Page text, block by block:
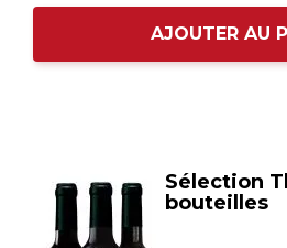
AJOUTER AU
Sélection
bouteilles